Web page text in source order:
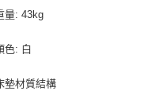
量: 43kg
色: 白
墊材質結構